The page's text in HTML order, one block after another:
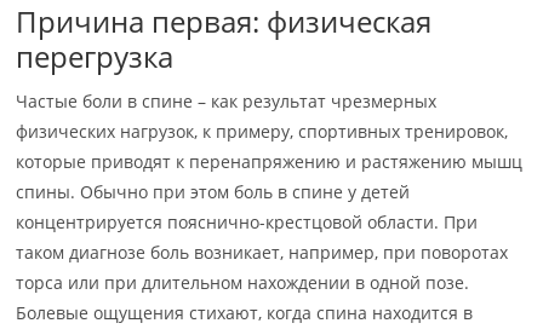
Причина первая: физическая
перегрузка
Частые боли в спине – как результат чрезмерных
физических нагрузок, к примеру, спортивных тренировок,
которые приводят к перенапряжению и растяжению мышц
спины. Обычно при этом боль в спине у детей
концентрируется пояснично-крестцовой области. При
таком диагнозе боль возникает, например, при поворотах
торса или при длительном нахождении в одной позе.
Болевые ощущения стихают, когда спина находится в